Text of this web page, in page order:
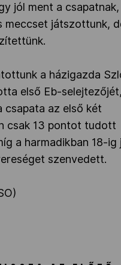
jól ment a
meccset játszottunk,
a házigazda
első Eb-
csapata az első két
csak 13 pontot tudott
a harmadikban 18-
szenvedett.